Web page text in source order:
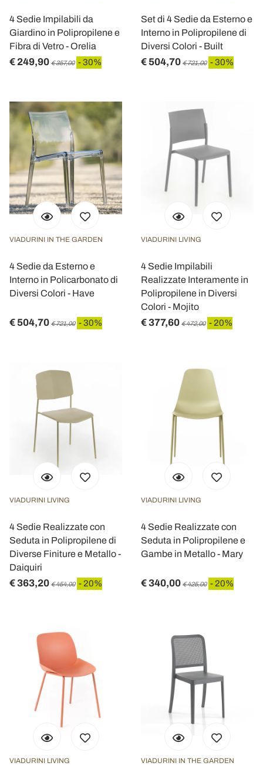
4 Sedie Impilabili da
Giardino in Polipropilene e
Fibra di Vetro - Orelia
€ 249,90 € 357,00 - 30%
Set di 4 Sedie da Esterno e
Interno in Polipropilene di
Diversi Colori - Built
€ 504,70 € 721,00 - 30%
VIADURINI IN THE GARDEN
4 Sedie da Esterno e
Interno in Policarbonato di
Diversi Colori - Have
€ 504,70 € 721,00 - 30%
VIADURINI LIVING
4 Sedie Impilabili
Realizzate Interamente in
Polipropilene in Diversi
Colori - Mojito
€ 377,60 € 472,00 - 20%
VIADURINI LIVING
4 Sedie Realizzate con
Seduta in Polipropilene di
Diverse Finiture e Metallo -
Daiquiri
€ 363,20 € 454,00 - 20%
VIADURINI LIVING
4 Sedie Realizzate con
Seduta in Polipropilene e
Gambe in Metallo - Mary
€ 340,00 € 425,00 - 20%
VIADURINI LIVING VIADURINI IN THE GARDEN